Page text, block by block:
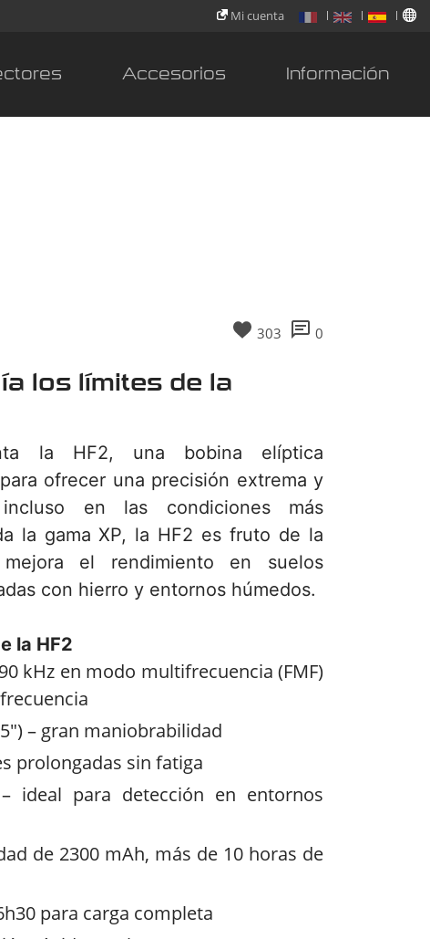
Mi cuenta
Accesorios Información
303 0
los límites de la
la HF2, una bobina elíptica
ofrecer una precisión extrema y
en las condiciones más
la gama XP, la HF2 es fruto de la
el rendimiento en suelos
con hierro y entornos húmedos.
la HF2
kHz en modo multifrecuencia (FMF)
– gran maniobrabilidad
prolongadas sin fatiga
ideal para detección en entornos
de 2300 mAh, más de 10 horas de
para carga completa